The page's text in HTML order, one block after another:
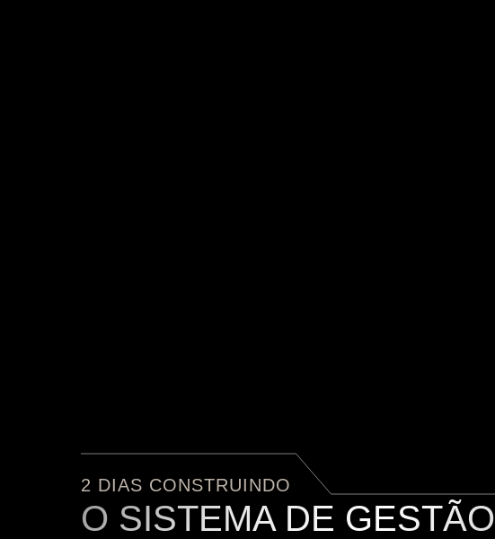
2 DIAS CONSTRUINDO
O SISTEMA DE GESTÃO